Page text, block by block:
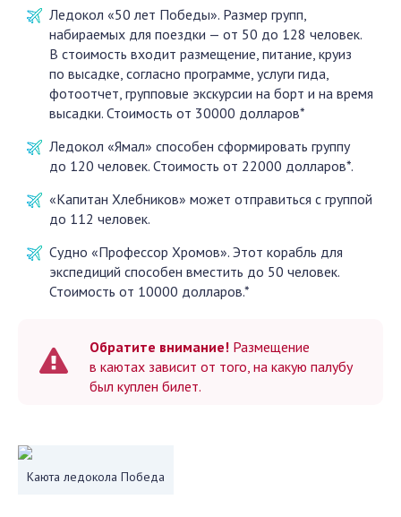
Ледокол «50 лет Победы». Размер групп,
набираемых для поездки — от 50 до 128 человек.
В стоимость входит размещение, питание, круиз
по высадке, согласно программе, услуги гида,
фотоотчет, групповые экскурсии на борт и на время
высадки. Стоимость от 30000 долларов*
Ледокол «Ямал» способен сформировать группу
до 120 человек. Стоимость от 22000 долларов*.
«Капитан Хлебников» может отправиться с группой
до 112 человек.
Судно «Профессор Хромов». Этот корабль для
экспедиций способен вместить до 50 человек.
Стоимость от 10000 долларов.*
Обратите внимание! Размещение
в каютах зависит от того, на какую палубу
был куплен билет.
Каюта ледокола Победа